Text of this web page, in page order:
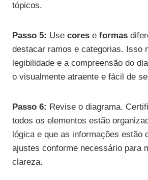
tópicos.
Passo 5: Use cores e formas
destacar ramos e categorias. Isso
legibilidade e a compreensão do
o visualmente atraente e fácil de
Passo 6: Revise o diagrama.
todos os elementos estão
lógica e que as informações estão
ajustes conforme necessário para
clareza.